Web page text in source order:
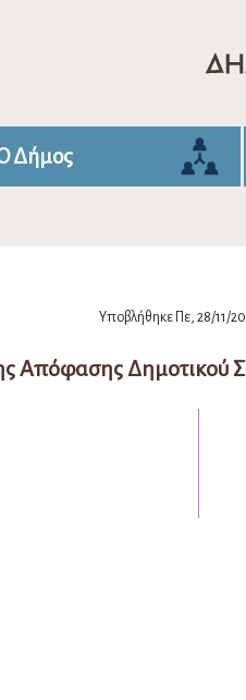
Δήμος
Υποβλήθηκε Πε, 28/11/
Απόφασης Δημοτικού